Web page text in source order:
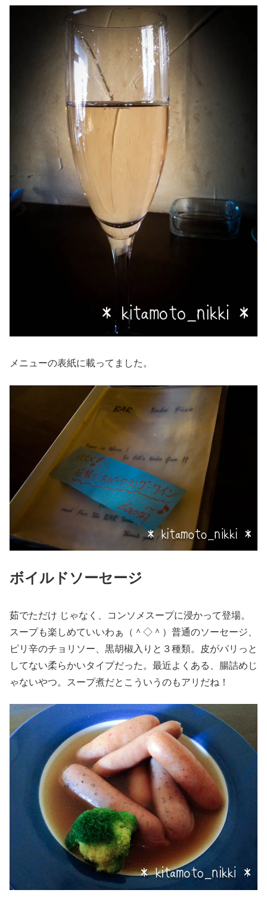
メニューの表紙に載ってました。
ボイルドソーセージ
茹でただけ じゃなく、コンソメスープに浸かって登場。
スープも楽しめていいわぁ（＾◇＾）普通のソーセージ、
ピリ辛のチョリソー、黒胡椒入りと３種類。皮がパリっと
してない柔らかいタイプだった。最近よくある、腸詰めじ
ゃないやつ。スープ煮だとこういうのもアリだね！